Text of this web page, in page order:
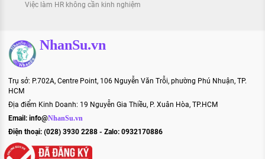
Việc làm HR không cần kinh nghiệm
NhanSu.vn
Trụ sở: P.702A, Centre Point, 106 Nguyễn Văn Trỗi, phường Phú Nhuận, TP.
HCM
Địa điểm Kinh Doanh: 19 Nguyễn Gia Thiều, P. Xuân Hòa, TP.HCM
Email: info@NhanSu.vn
Điện thoại: (028) 3930 2288 - Zalo: 0932170886